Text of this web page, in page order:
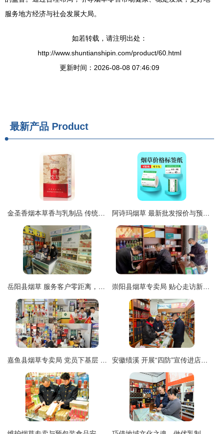
服务地方经济与社会发展大局。
如若转载，请注明出处：
http://www.shuntianshipin.com/product/60.html
更新时间：2026-08-08 07:46:09
最新产品 Product